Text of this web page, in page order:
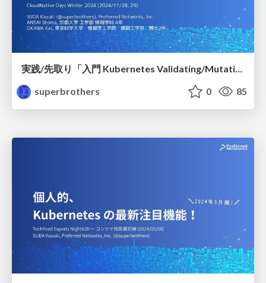
superbrothers
0 85